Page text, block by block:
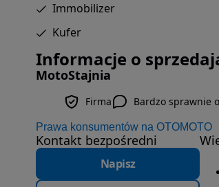
Immobilizer
Kufer
Informacje o
MotoStajnia
Firma Bardzo sprawnie
Prawa konsumentów na OTOMOTO
Kontakt bezpośredni
Napisz